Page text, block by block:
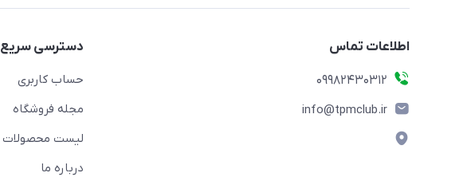
اطلاعات تماس
09982430312
info@tpmclub.ir
دسترسی سریع
حساب کاربری
مجله فروشگاه
لیست محصولات
درباره ما